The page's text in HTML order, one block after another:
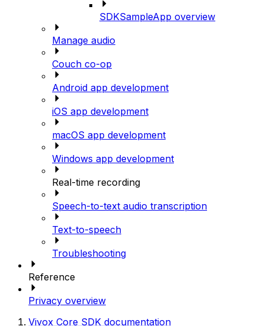
SDKSampleApp overview
Manage audio
Couch co-op
Android app development
iOS app development
macOS app development
Windows app development
Real-time recording
Speech-to-text audio transcription
Text-to-speech
Troubleshooting
Reference
Privacy overview
Vivox Core SDK documentation